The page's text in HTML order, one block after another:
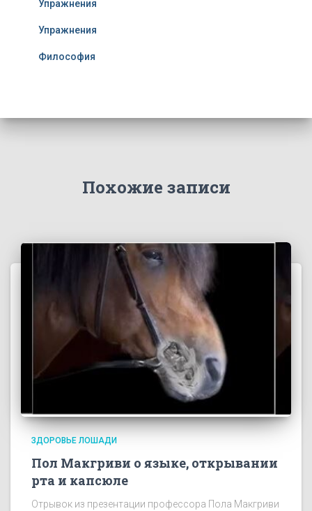
Упражнения
Упражнения
Философия
Похожие записи
ЗДОРОВЬЕ ЛОШАДИ
Пол Макгриви о языке, открывании
рта и капсюле
Отрывок из презентации профессора Пола Макгриви